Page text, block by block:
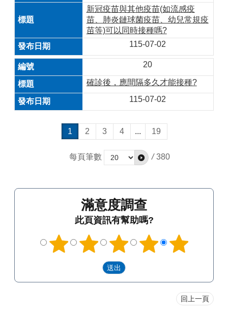
新冠疫苗與其他疫苗(如流感疫
苗、肺炎鏈球菌疫苗、幼兒常規疫
苗等)可以同時接種嗎?
115-07-02
20
確診後，應間隔多久才能接種?
115-07-02
1 2 3 4 ... 19
每頁筆數 / 380
滿意度調查
此頁資訊有幫助嗎?
回上一頁